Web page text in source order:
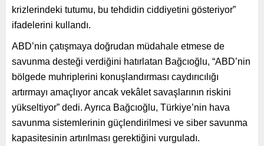
krizlerindeki tutumu, bu tehdidin ciddiyetini gösteriyor”
ifadelerini kullandı.
ABD’nin çatışmaya doğrudan müdahale etmese de
savunma desteği verdiğini hatırlatan Bağcıoğlu, “ABD’nin
bölgede muhriplerini konuşlandırması caydırıcılığı
artırmayı amaçlıyor ancak vekâlet savaşlarının riskini
yükseltiyor” dedi. Ayrıca Bağcıoğlu, Türkiye’nin hava
savunma sistemlerinin güçlendirilmesi ve siber savunma
kapasitesinin artırılması gerektiğini vurguladı.